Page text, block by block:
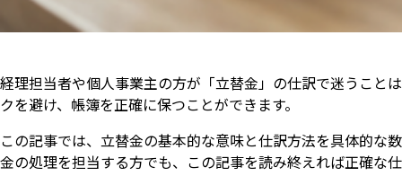
経理担当者や個人事業主の方が「立替金」の仕訳で迷うこと
クを避け、帳簿を正確に保つことができます。
この記事では、立替金の基本的な意味と仕訳方法を具体的な
金の処理を担当する方でも、この記事を読み終えれば正確な